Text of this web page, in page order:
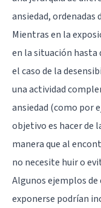
ansiedad, ordenadas
Mientras en la
en la situación hasta
el caso de la
una actividad
ansiedad (como por
objetivo es hacer de
manera que al
no necesite huir o
Algunos ejemplos
exponerse podrían